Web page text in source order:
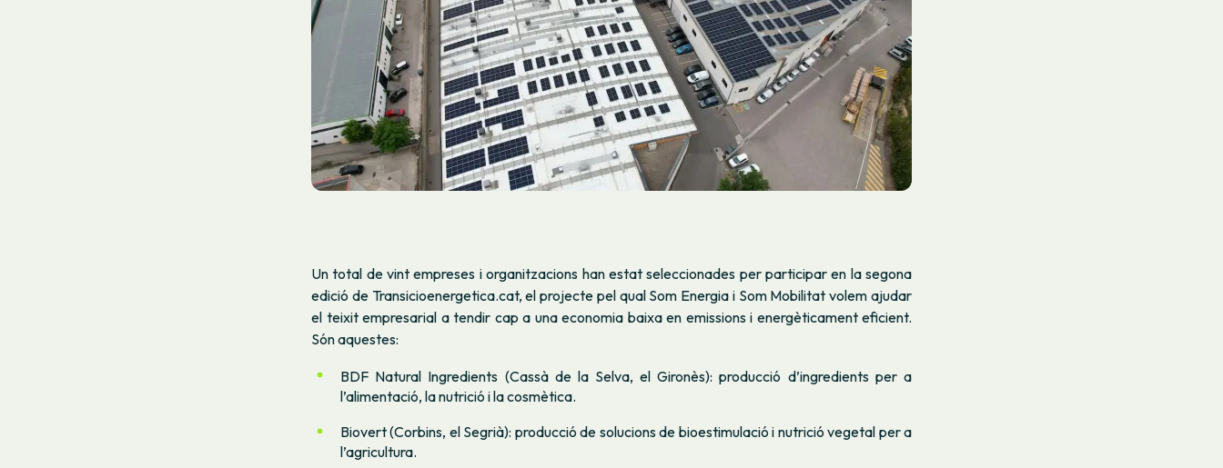
Un total de vint empreses i organitzacions han estat seleccionades per participar en la segona
edició de Transicioenergetica.cat, el projecte pel qual Som Energia i Som Mobilitat volem ajudar
el teixit empresarial a tendir cap a una economia baixa en emissions i energèticament eficient.
Són aquestes:
BDF Natural Ingredients (Cassà de la Selva, el Gironès): producció d’ingredients per a
l’alimentació, la nutrició i la cosmètica.
Biovert (Corbins, el Segrià): producció de solucions de bioestimulació i nutrició vegetal per a
l’agricultura.